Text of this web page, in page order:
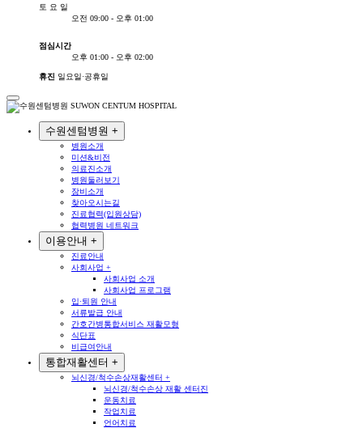
토 요 일
오전 09:00 - 오후 01:00
점심시간
오후 01:00 - 오후 02:00
휴진 일요일·공휴일
수원센텀병원 +
병원소개
미션&비전
의료진소개
병원둘러보기
장비소개
찾아오시는길
진료협력(입원상담)
협력병원 네트워크
이용안내 +
진료안내
사회사업 +
사회사업 소개
사회사업 프로그램
입·퇴원 안내
서류발급 안내
간호간병통합서비스 재활모형
식단표
비급여안내
통합재활센터 +
뇌신경/척수손상재활센터 +
뇌신경/척수손상 재활 센터진
운동치료
작업치료
언어치료